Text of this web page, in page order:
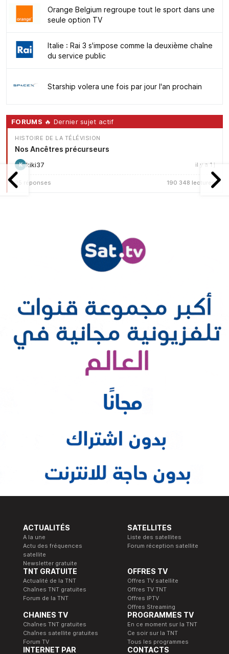
Orange Belgium regroupe tout le sport dans une
seule option TV
Italie : Rai 3 s'impose comme la deuxième chaîne
du service public
Starship volera une fois par jour l'an prochain
FORUMS 🔥 Dernier sujet actif
HISTOIRE DE LA TÉLÉVISION
Nos Ancêtres précurseurs
K kiki37 il y a 1 j
25 réponses 190 348 lectures
ACTUALITÉS
A la une
Actu des fréquences
satellite
Newsletter gratuite
SATELLITES
Liste des satellites
Forum réception satellite
TNT GRATUITE
Actualité de la TNT
Chaînes TNT gratuites
Forum de la TNT
OFFRES TV
Offres TV satellite
Offres TV TNT
Offres IPTV
Offres Streaming
CHAINES TV
Chaînes TNT gratuites
Chaînes satellite gratuites
Forum TV
PROGRAMMES TV
En ce moment sur la TNT
Ce soir sur la TNT
Tous les programmes
INTERNET PAR CONTACTS